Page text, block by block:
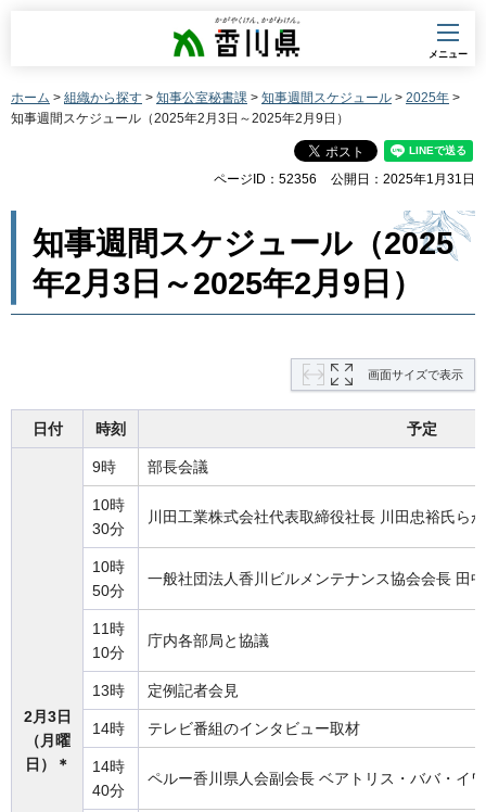
香川県
メニュー
ホーム > 組織から探す > 知事公室秘書課 > 知事週間スケジュール > 2025年 >
知事週間スケジュール（2025年2月3日～2025年2月9日）
ページID：52356 公開日：2025年1月31日
知事週間スケジュール（2025
年2月3日～2025年2月9日）
画面サイズで表示
日付 時刻 予定
2月3日
（月曜
日）＊
9時 部長会議
10時
30分
川田工業株式会社代表取締役社長 川田忠裕氏ら
10時
50分
一般社団法人香川ビルメンテナンス協会会長 田
11時
10分
庁内各部局と協議
13時 定例記者会見
14時 テレビ番組のインタビュー取材
14時
40分
ペルー香川県人会副会長 ベアトリス・ババ・イ